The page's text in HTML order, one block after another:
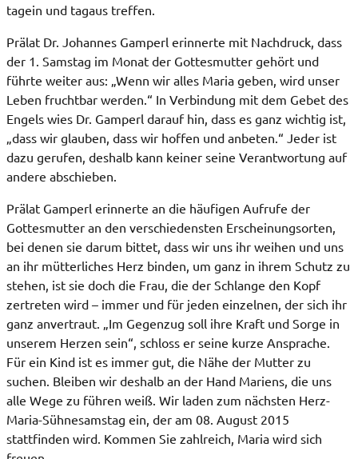
tagein und tagaus treffen.
Prälat Dr. Johannes Gamperl erinnerte mit Nachdruck, dass
der 1. Samstag im Monat der Gottesmutter gehört und
führte weiter aus: „Wenn wir alles Maria geben, wird unser
Leben fruchtbar werden.“ In Verbindung mit dem Gebet des
Engels wies Dr. Gamperl darauf hin, dass es ganz wichtig ist,
„dass wir glauben, dass wir hoffen und anbeten.“ Jeder ist
dazu gerufen, deshalb kann keiner seine Verantwortung auf
andere abschieben.
Prälat Gamperl erinnerte an die häufigen Aufrufe der
Gottesmutter an den verschiedensten Erscheinungsorten,
bei denen sie darum bittet, dass wir uns ihr weihen und uns
an ihr mütterliches Herz binden, um ganz in ihrem Schutz zu
stehen, ist sie doch die Frau, die der Schlange den Kopf
zertreten wird – immer und für jeden einzelnen, der sich ihr
ganz anvertraut. „Im Gegenzug soll ihre Kraft und Sorge in
unserem Herzen sein“, schloss er seine kurze Ansprache.
Für ein Kind ist es immer gut, die Nähe der Mutter zu
suchen. Bleiben wir deshalb an der Hand Mariens, die uns
alle Wege zu führen weiß. Wir laden zum nächsten Herz-
Maria-Sühnesamstag ein, der am 08. August 2015
stattfinden wird. Kommen Sie zahlreich, Maria wird sich